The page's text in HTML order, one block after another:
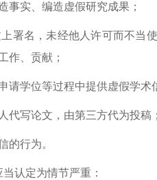
事实、编造虚假研究成果；
署名，未经他人许可而不当
作、贡献；
请学位等过程中提供虚假学术
代写论文，由第三方代为投稿；
的行为。
认定为情节严重：